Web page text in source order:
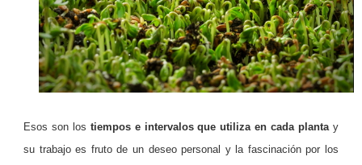
Esos son los tiempos e intervalos que utiliza en cada plantay
su trabajo es fruto de un deseo personal y la fascinación por los